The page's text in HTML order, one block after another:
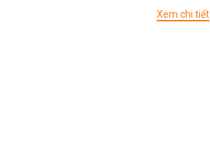
Xem chi tiết